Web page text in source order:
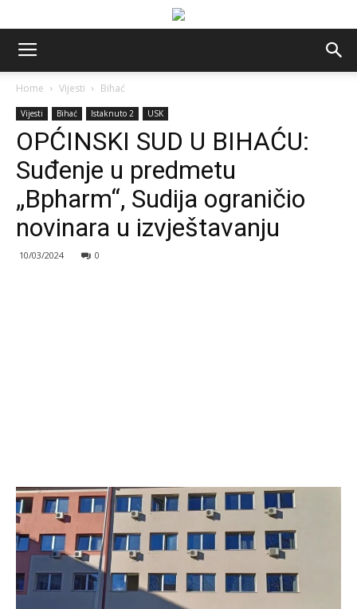
Home Vijesti Bihać
Vijesti Bihać Istaknuto 2 USK
OPĆINSKI SUD U BIHAĆU:
Suđenje u predmetu
„Bpharm“, Sudija ograničio
novinara u izvještavanju
10/03/2024 0